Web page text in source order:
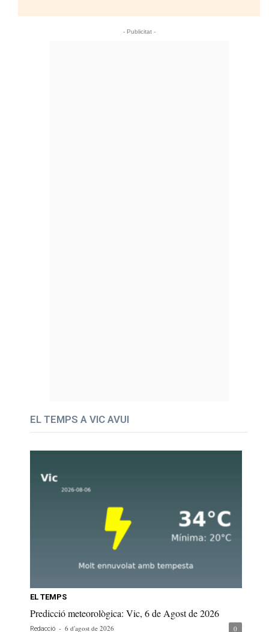
- Publicitat -
EL TEMPS A VIC AVUI
EL TEMPS
Predicció meteorològica: Vic, 6 de Agost de 2026
Redacció - 6 d'agost de 2026 0